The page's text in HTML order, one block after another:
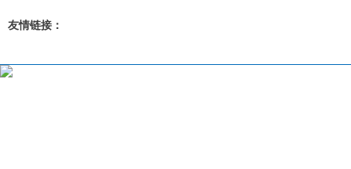
友情链接：